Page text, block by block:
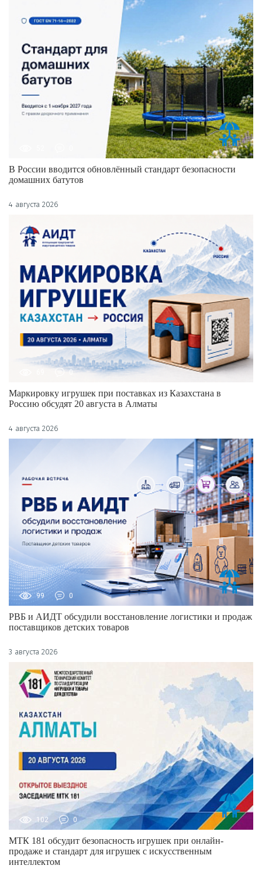
В России вводится обновлённый стандарт безопасности
домашних батутов
4 августа 2026
0
Маркировку игрушек при поставках из Казахстана в
Россию обсудят 20 августа в Алматы
4 августа 2026
99 0
РВБ и АИДТ обсудили восстановление логистики и продаж
поставщиков детских товаров
3 августа 2026
102 0
МТК 181 обсудит безопасность игрушек при онлайн-
продаже и стандарт для игрушек с искусственным
интеллектом